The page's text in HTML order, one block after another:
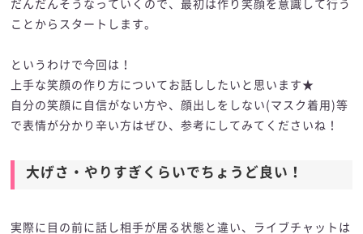
だんだんそうなっていくので、最初は作り笑顔を意識して行う
ことからスタートします。
というわけで今回は！
上手な笑顔の作り方についてお話ししたいと思います★
自分の笑顔に自信がない方や、顔出しをしない(マスク着用)等
で表情が分かり辛い方はぜひ、参考にしてみてくださいね！
大げさ・やりすぎくらいでちょうど良い！
実際に目の前に話し相手が居る状態と違い、ライブチャットは